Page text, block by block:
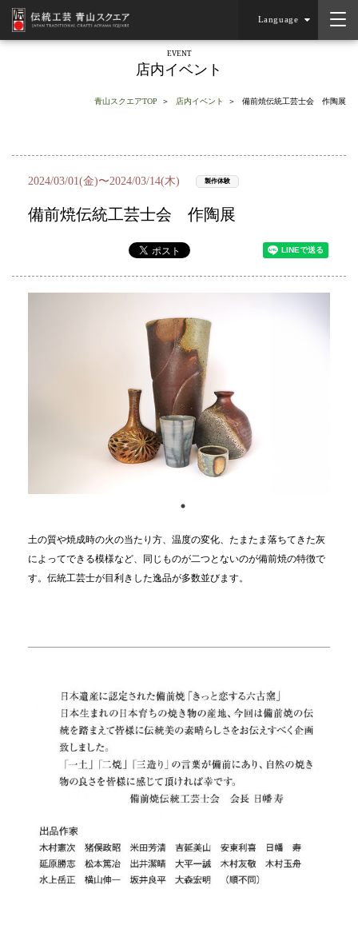
Language
EVENT
店内イベント
青山スクエアTOP 店内イベント 備前焼伝統工芸士会 作陶展
2024/03/01(金)〜2024/03/14(木) 製作体験
備前焼伝統工芸士会 作陶展
土の質や焼成時の火の当たり方、温度の変化、たまたま落ちてきた灰
によってできる模様など、同じものが二つとないのが備前焼の特徴で
す。伝統工芸士が目利きした逸品が多数並びます。